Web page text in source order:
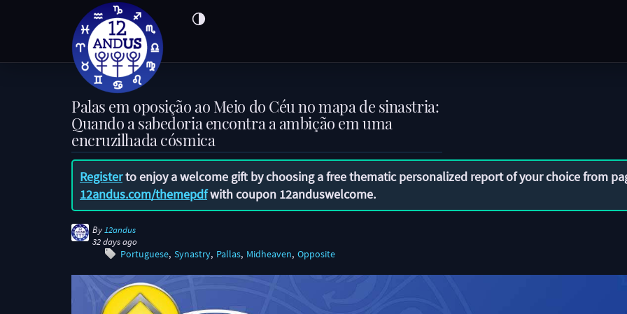
Palas em oposição ao Meio do Céu no mapa de sinastria:
Quando a sabedoria encontra a ambição em uma
encruzilhada cósmica
Registerto enjoy a welcome gift by choosing a free thematic personalized report of your choice from
12andus.com/themepdfwith coupon 12anduswelcome.
By 12andus
32 days ago
Portuguese Synastry Pallas Midheaven Opposite